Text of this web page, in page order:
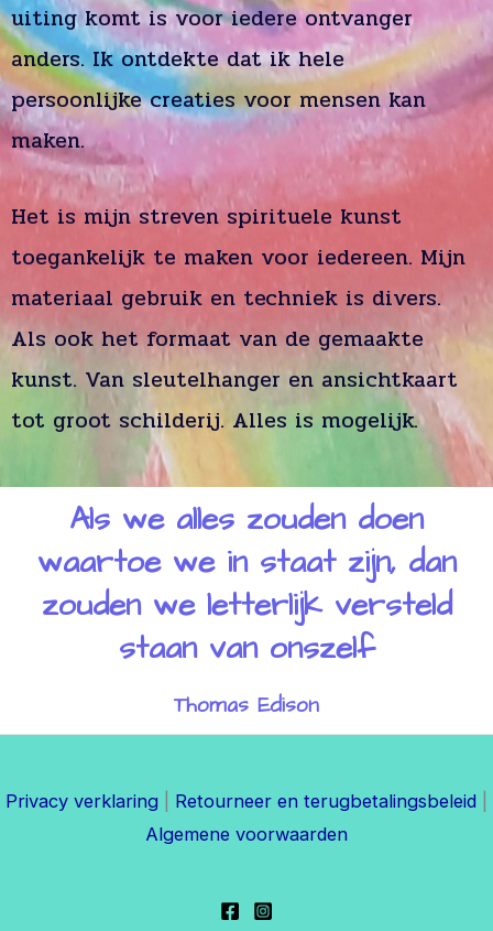
uiting komt is voor iedere ontvanger
anders. Ik ontdekte dat ik hele
persoonlijke creaties voor mensen kan
maken.
Het is mijn streven spirituele kunst
toegankelijk te maken voor iedereen. Mijn
materiaal gebruik en techniek is divers.
Als ook het formaat van de gemaakte
kunst. Van sleutelhanger en ansichtkaart
tot groot schilderij. Alles is mogelijk.
Als we alles zouden doen
waartoe we in staat zijn, dan
zouden we letterlijk versteld
staan van onszelf
Thomas Edison
Privacy verklaring Retourneer en terugbetalingsbeleid
Algemene voorwaarden